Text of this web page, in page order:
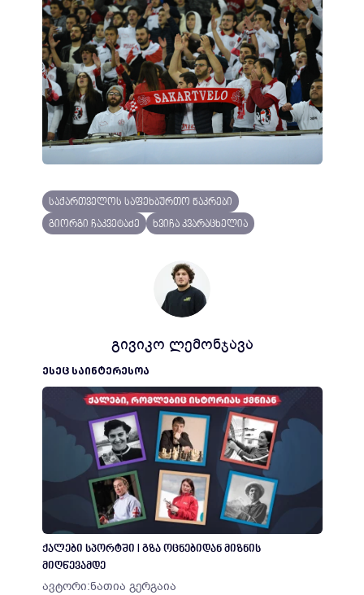
საქართველოს საფეხბურთო ნაკრები
გიორგი ჩაკვეტაძე
ხვიჩა კვარაცხელია
გივიკო ლემონჯავა
ᲔᲡᲔᲪ ᲡᲐᲘᲜᲢᲔᲠᲔᲡᲝᲐ
ქალები სპორტში I გზა ოცნებიდან მიზნის
მიღწევამდე
ავტორი:ნათია გერგაია